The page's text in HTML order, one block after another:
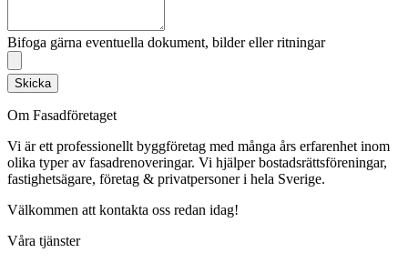
Bifoga gärna eventuella dokument, bilder eller ritningar
Skicka
Om Fasadföretaget
Vi är ett professionellt byggföretag med många års erfarenhet inom
olika typer av fasadrenoveringar. Vi hjälper bostadsrättsföreningar,
fastighetsägare, företag & privatpersoner i hela Sverige.
Välkommen att kontakta oss redan idag!
Våra tjänster